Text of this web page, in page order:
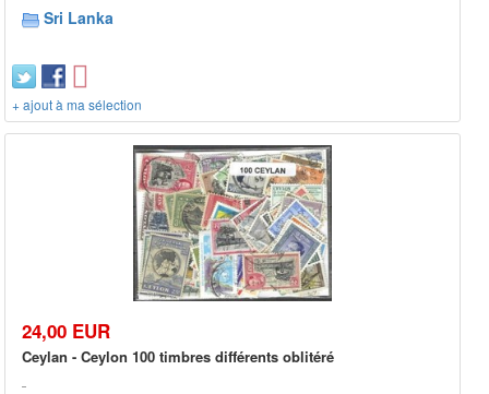
Sri Lanka
+ ajout à ma sélection
24,00 EUR
Ceylan - Ceylon 100 timbres différents oblitéré